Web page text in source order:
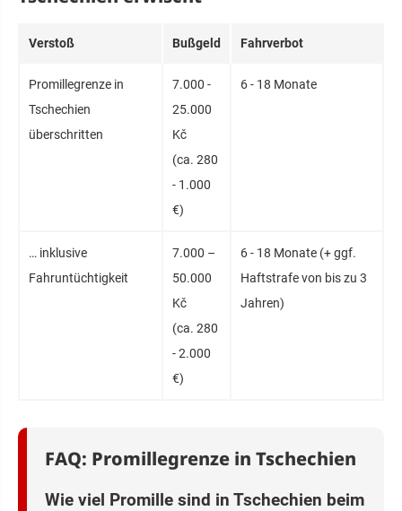
Verstoß Bußgeld Fahrverbot
Promillegrenze in
Tschechien
überschritten
7.000 -
25.000
Kč
(ca. 280
- 1.000
€)
6 - 18 Monate
… inklusive
Fahruntüchtigkeit
7.000 –
50.000
Kč
(ca. 280
- 2.000
€)
6 - 18 Monate (+ ggf.
Haftstrafe von bis zu 3
Jahren)
FAQ: Promillegrenze in Tschechien
Wie viel Promille sind in Tschechien beim